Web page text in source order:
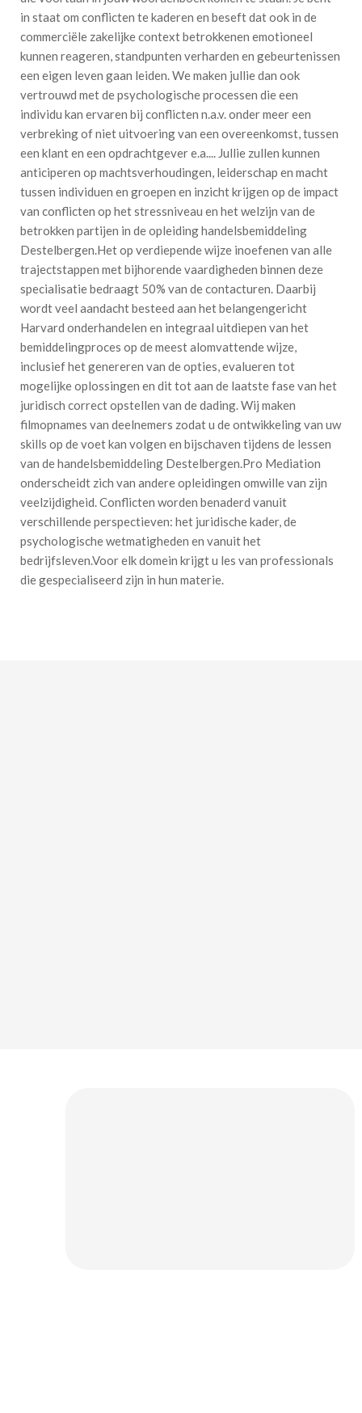
in staat om conflicten te kaderen en beseft dat ook in de
commerciële zakelijke context betrokkenen emotioneel
kunnen reageren, standpunten verharden en gebeurtenissen
een eigen leven gaan leiden. We maken jullie dan ook
vertrouwd met de psychologische processen die een
individu kan ervaren bij conflicten n.a.v. onder meer een
verbreking of niet uitvoering van een overeenkomst, tussen
een klant en een opdrachtgever e.a.... Jullie zullen kunnen
anticiperen op machtsverhoudingen, leiderschap en macht
tussen individuen en groepen en inzicht krijgen op de impact
van conflicten op het stressniveau en het welzijn van de
betrokken partijen in de opleiding handelsbemiddeling
Destelbergen.Het op verdiepende wijze inoefenen van alle
trajectstappen met bijhorende vaardigheden binnen deze
specialisatie bedraagt 50% van de contacturen. Daarbij
wordt veel aandacht besteed aan het belangengericht
Harvard onderhandelen en integraal uitdiepen van het
bemiddelingproces op de meest alomvattende wijze,
inclusief het genereren van de opties, evalueren tot
mogelijke oplossingen en dit tot aan de laatste fase van het
juridisch correct opstellen van de dading. Wij maken
filmopnames van deelnemers zodat u de ontwikkeling van uw
skills op de voet kan volgen en bijschaven tijdens de lessen
van de handelsbemiddeling Destelbergen.Pro Mediation
onderscheidt zich van andere opleidingen omwille van zijn
veelzijdigheid. Conflicten worden benaderd vanuit
verschillende perspectieven: het juridische kader, de
psychologische wetmatigheden en vanuit het
bedrijfsleven.Voor elk domein krijgt u les van professionals
die gespecialiseerd zijn in hun materie.